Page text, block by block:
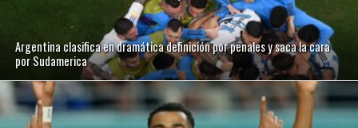
Argentina clasifica en dramática definición por penales y saca la cara
por Sudamerica